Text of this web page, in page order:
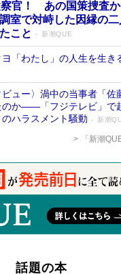
官！ あの国策捜査
室で対峙した因縁の
こと
新潮QUE
「わたし」の人生を生き
ビュー〉渦中の当事者「佐
のか――「フジテレビ」で
のハラスメント騒動
新潮
「新潮
話題の本